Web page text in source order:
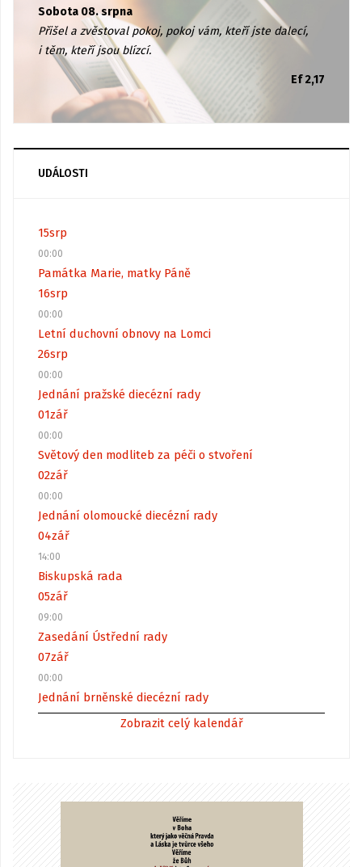
Sobota 08. srpna
Přišel a zvěstoval pokoj, pokoj vám, kteří jste dalecí,
i těm, kteří jsou blízcí.
Ef 2,17
UDÁLOSTI
15srp
00:00
Památka Marie, matky Páně
16srp
00:00
Letní duchovní obnovy na Lomci
26srp
00:00
Jednání pražské diecézní rady
01zář
00:00
Světový den modliteb za péči o stvoření
02zář
00:00
Jednání olomoucké diecézní rady
04zář
14:00
Biskupská rada
05zář
09:00
Zasedání Ústřední rady
07zář
00:00
Jednání brněnské diecézní rady
Zobrazit celý kalendář